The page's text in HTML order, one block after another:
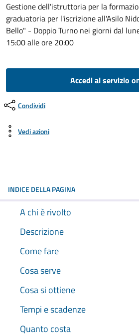
Gestione dell'istruttoria per la
graduatoria per l'iscrizione all'Asilo
Bello" - Doppio Turno nei giorni dal
15:00 alle ore 20:00
Accedi al servizio
Condividi
Vedi azioni
INDICE DELLA PAGINA
A chi è rivolto
Descrizione
Come fare
Cosa serve
Cosa si ottiene
Tempi e scadenze
Quanto costa